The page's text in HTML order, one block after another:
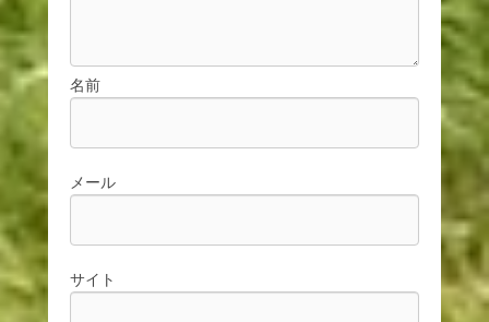
名前
メール
サイト